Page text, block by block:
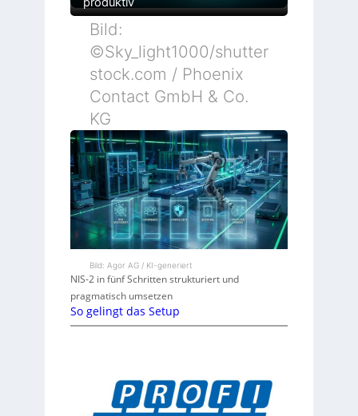
Bild:
©Sky_light1000/shutter
stock.com / Phoenix
Contact GmbH & Co.
KG
Bild: Agor AG / KI-generiert
NIS-2 in fünf Schritten strukturiert und
pragmatisch umsetzen
So gelingt das Setup